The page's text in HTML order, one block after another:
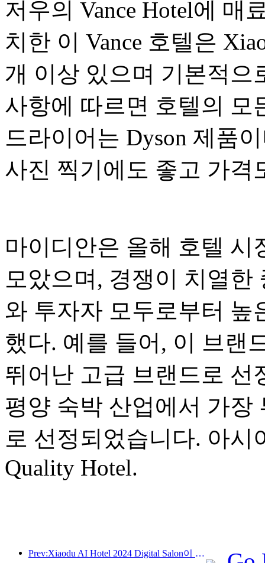
저우의 Vance Hotel에 매
치한 이 Vance 호텔은
개 이상 있으며 기본적으
사항에 따르면 호텔의 모
드라이어는 Dyson 제품
사진 찍기에도 좋고 가격
마이디안은 올해 호텔 시
모았으며, 경쟁이 치열한
와 투자자 모두로부터 높
했다. 예를 들어, 이 브랜
뛰어난 고급 브랜드로 선
평양 숙박 산업에서 가장
로 선정되었습니다. 아시
Quality Hotel.
Prev:Xiaodu AI Hotel 2024 Digital Salon이 성공적으로 마무리되었습니다! 미래 호텔 경험의 재구성 가속화